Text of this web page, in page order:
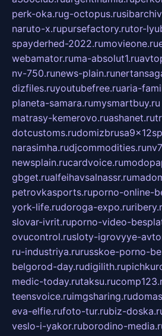
perk-oka.rug-octopus.ru
naruto-x.rupursefactory.rutor-
spayderhed-2022.rumovieone.ru
webamator.ruma-absolut1.ru
nv-750.runews-plain.ru
dizfiles.ruyoutubefree.ruaria-
planeta-samara.rumysmartbuy.ru
matrasy-kemerovo.ruashanet.ru
dotcustoms.ru
narasimha.rudjcommodities.ru
newsplain.rucardvoice.ru
gbget.rualfeihavsalnassr.ru
petrovkasports.ruporno-online-
york-life.rudoroga-expo.ru
slovar-ivrit.ruporno-video-
ovucontrol.rusloty-igrovyye-
ru-industriya.rurusskoe-porno-
belgorod-day.rudigilith.ru
medic-today.rutaksu.ru
teensvoice.ruimgsharing.ru
eva-elfie.rufoto-tur.rubiz-
veslo-i-yakor.ruborodino-